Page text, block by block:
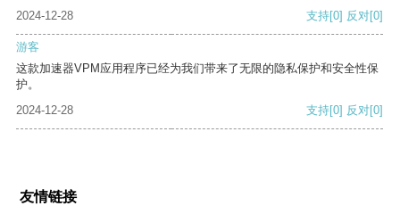
2024-12-28 支持[0] 反对[0]
游客
这款加速器VPM应用程序已经为我们带来了无限的隐私保护和安全性保
护。
2024-12-28
支持[0] 反对[0]
友情链接